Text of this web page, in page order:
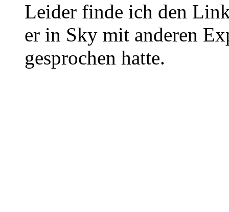
Leider finde ich den
er in Sky mit anderen
gesprochen hatte.